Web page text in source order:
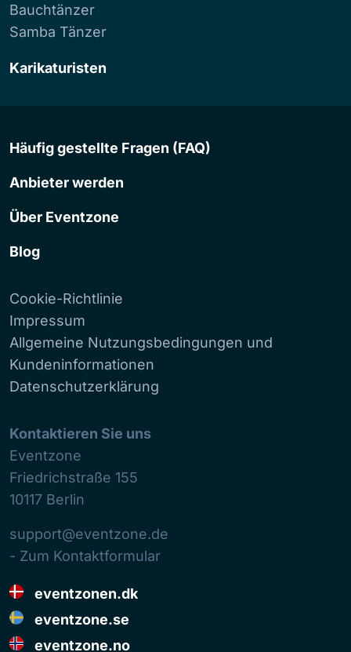
Bauchtänzer
Samba Tänzer
Karikaturisten
Häufig gestellte Fragen (FAQ)
Anbieter werden
Über Eventzone
Blog
Cookie-Richtlinie
Impressum
Allgemeine Nutzungsbedingungen und
Kundeninformationen
Datenschutzerklärung
Kontaktieren Sie uns
Eventzone
Friedrichstraße 155
10117 Berlin
support@eventzone.de
- Zum Kontaktformular
eventzonen.dk
eventzone.se
eventzone.no